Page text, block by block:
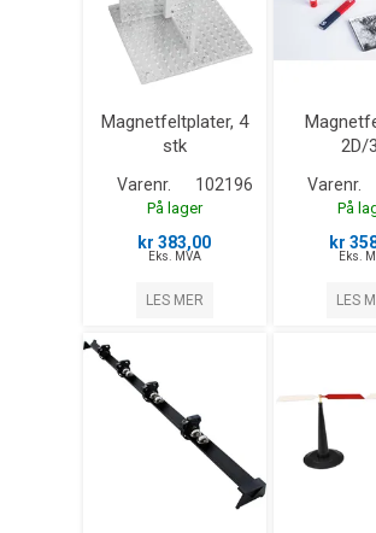
Magnetfeltplater, 4
stk
Varenr. 102196
På lager
kr 383,00
Eks. MVA
LES MER
2D/
Varenr.
På
kr
Eks.
LES